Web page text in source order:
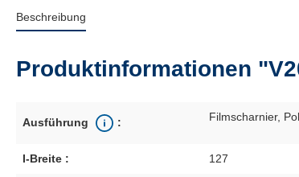
Beschreibung
Produktinformationen
Ausführung : Filmscharnier,
I-Breite : 127